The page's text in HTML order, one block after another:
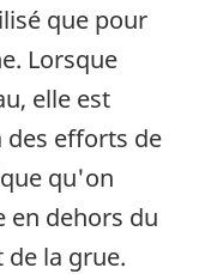
que pour
Lorsque
elle est
des efforts de
qu'on
en dehors du
la grue.